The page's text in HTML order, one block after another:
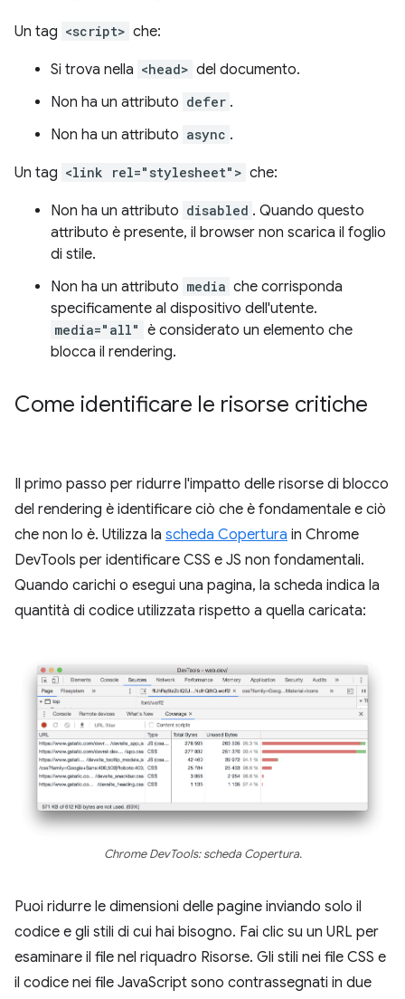
Un tag <script> che:
Si trova nella <head> del documento.
Non ha un attributo defer .
Non ha un attributo async .
Un tag <link rel="stylesheet"> che:
Non ha un attributo disabled . Quando questo
attributo è presente, il browser non scarica il foglio
di stile.
Non ha un attributo media che corrisponda
specificamente al dispositivo dell'utente.
media="all" è considerato un elemento che
blocca il rendering.
Come identificare le risorse critiche
Il primo passo per ridurre l'impatto delle risorse di blocco
del rendering è identificare ciò che è fondamentale e ciò
che non lo è. Utilizza la scheda Copertura in Chrome
DevTools per identificare CSS e JS non fondamentali.
Quando carichi o esegui una pagina, la scheda indica la
quantità di codice utilizzata rispetto a quella caricata:
Chrome DevTools: scheda Copertura.
Puoi ridurre le dimensioni delle pagine inviando solo il
codice e gli stili di cui hai bisogno. Fai clic su un URL per
esaminare il file nel riquadro Risorse. Gli stili nei file CSS e
il codice nei file JavaScript sono contrassegnati in due